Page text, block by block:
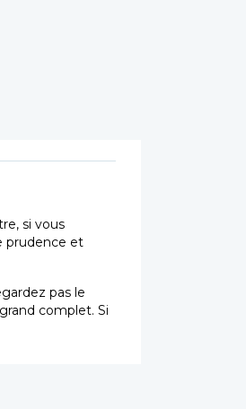
si vous
prudence et
pas le
complet. Si